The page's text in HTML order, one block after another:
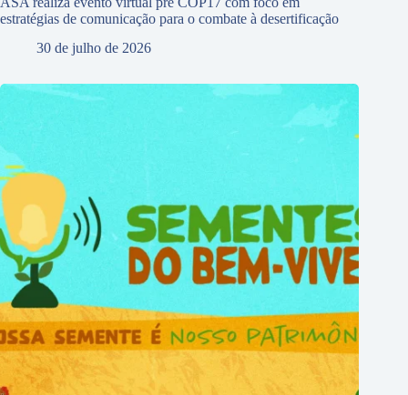
estratégias de comunicação para o combate à desertificação
30 de julho de 2026